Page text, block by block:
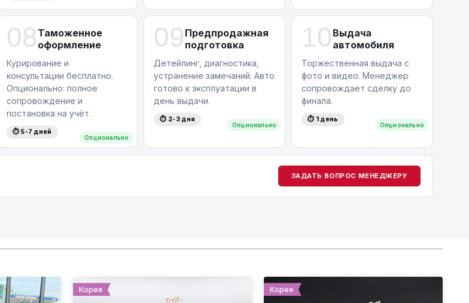
08 Таможенное
оформление
Опционально
Курирование и
консультации бесплатно.
Опционально: полное
сопровождение и
постановка на учёт.
⏱ 5-7 дней
09 Предпродажная
подготовка
Опционально
Детейлинг, диагностика,
устранение замечаний. Авто
готово к эксплуатации в
день выдачи.
⏱ 2-3 дня
10 Выдача
автомобиля
Опционально
Торжественная выдача с
фото и видео. Менеджер
сопровождает сделку до
финала.
⏱ 1 день
ЗАДАТЬ ВОПРОС МЕНЕДЖЕРУ
Корея Корея